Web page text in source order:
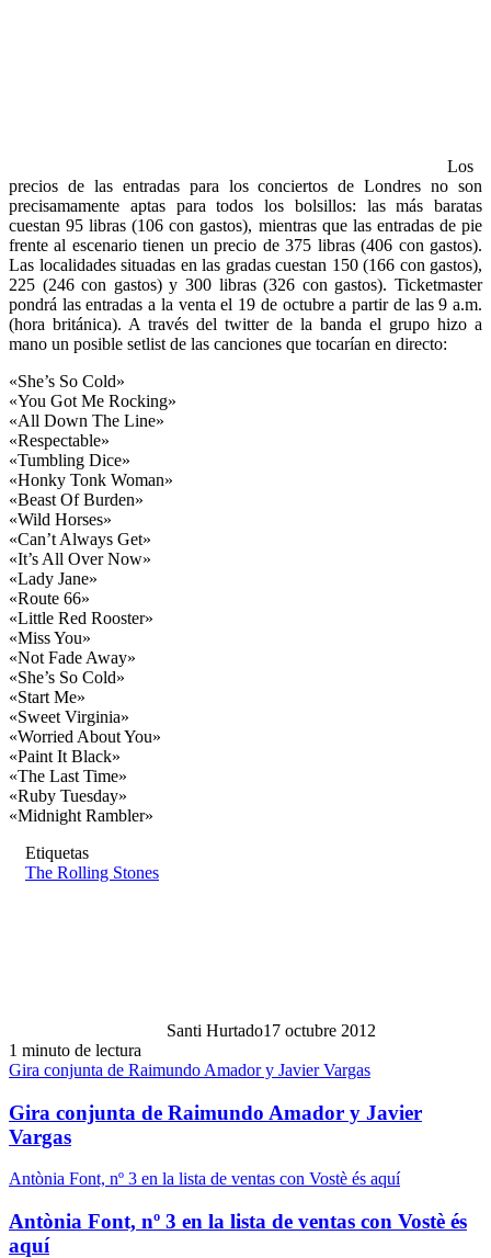
Los
precios de las entradas para los conciertos de Londres no son
precisamamente aptas para todos los bolsillos: las más baratas
cuestan 95 libras (106 con gastos), mientras que las entradas de pie
frente al escenario tienen un precio de 375 libras (406 con gastos).
Las localidades situadas en las gradas cuestan 150 (166 con gastos),
225 (246 con gastos) y 300 libras (326 con gastos). Ticketmaster
pondrá las entradas a la venta el 19 de octubre a partir de las 9 a.m.
(hora británica). A través del twitter de la banda el grupo hizo a
mano un posible setlist de las canciones que tocarían en directo:
«She’s So Cold»
«You Got Me Rocking»
«All Down The Line»
«Respectable»
«Tumbling Dice»
«Honky Tonk Woman»
«Beast Of Burden»
«Wild Horses»
«Can’t Always Get»
«It’s All Over Now»
«Lady Jane»
«Route 66»
«Little Red Rooster»
«Miss You»
«Not Fade Away»
«She’s So Cold»
«Start Me»
«Sweet Virginia»
«Worried About You»
«Paint It Black»
«The Last Time»
«Ruby Tuesday»
«Midnight Rambler»
Etiquetas
The Rolling Stones
Santi Hurtado17 octubre 2012
1 minuto de lectura
Gira conjunta de Raimundo Amador y Javier Vargas
Gira conjunta de Raimundo Amador y Javier
Vargas
Antònia Font, nº 3 en la lista de ventas con Vostè és aquí
Antònia Font, nº 3 en la lista de ventas con Vostè és
aquí